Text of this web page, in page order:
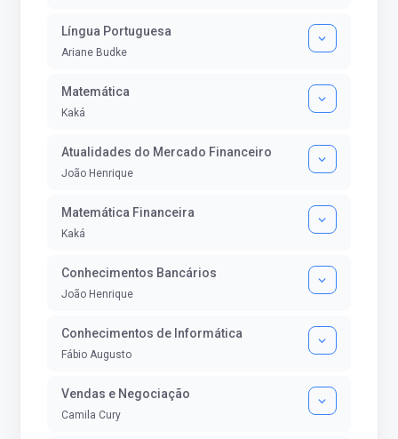
Língua Portuguesa
Ariane Budke
Matemática
Kaká
Atualidades do Mercado Financeiro
João Henrique
Matemática Financeira
Kaká
Conhecimentos Bancários
João Henrique
Conhecimentos de Informática
Fábio Augusto
Vendas e Negociação
Camila Cury